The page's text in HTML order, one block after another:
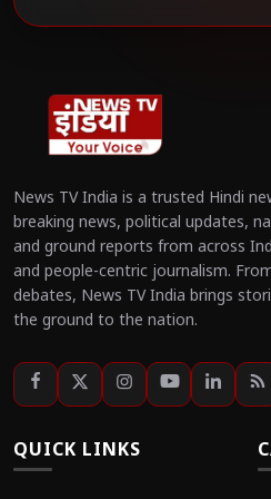
News TV India is a trusted Hindi
breaking news, political updates,
and ground reports from across
and people-centric journalism.
debates, News TV India brings
the ground to the nation.
QUICK LINKS